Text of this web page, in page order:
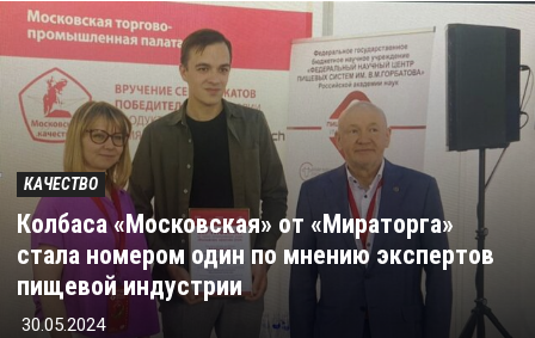
КАЧЕСТВО
Колбаса «Московская» от «Мираторга»
стала номером один по мнению экспертов
пищевой индустрии
30.05.2024